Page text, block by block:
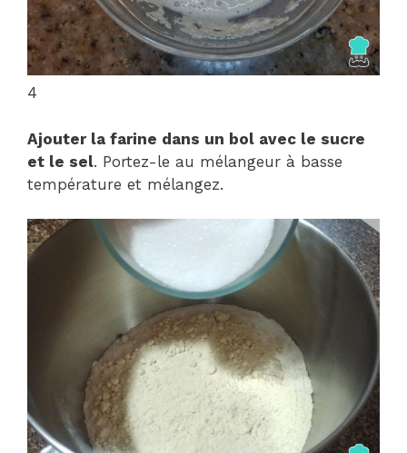
4
Ajouter la farine dans un bol avec le sucre
et le sel. Portez-le au mélangeur à basse
température et mélangez.